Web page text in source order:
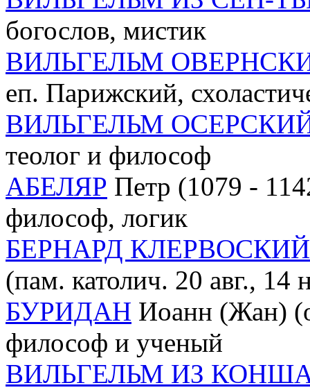
богослов, мистик
ВИЛЬГЕЛЬМ
еп. Парижский,
ВИЛЬГЕЛЬМ
теолог и философ
АБЕЛЯР Петр (1079 -
философ, логик
БЕРНАРД КЛЕРВОСКИЙ
(пам. католич. 20 авг., 14
БУРИДАН Иоанн (Жан)
философ и ученый
ВИЛЬГЕЛЬМ ИЗ